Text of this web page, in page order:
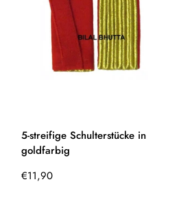
5-streifige Schulterstücke in
goldfarbig
Regulärer
€11,90